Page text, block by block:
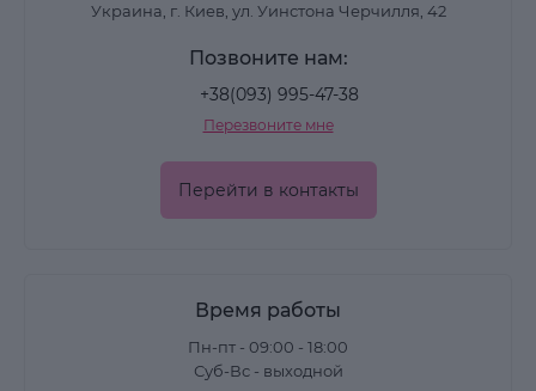
Украина, г. Киев, ул. Уинстона Черчилля, 42
Позвоните нам:
+38(093) 995-47-38
Перезвоните мне
Перейти в контакты
Время работы
Пн-пт - 09:00 - 18:00
Суб-Вс - выходной